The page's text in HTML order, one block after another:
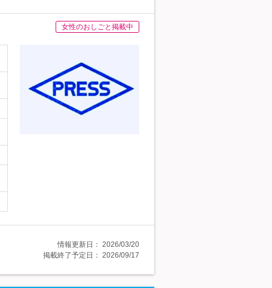
女性のおしごと掲載中
情報更新日： 2026/03/20
掲載終了予定日： 2026/09/17